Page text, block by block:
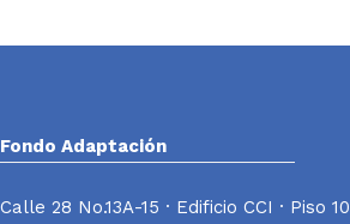
Fondo Adaptación
Calle 28 No.13A-15 · Edificio CCI · Piso 10